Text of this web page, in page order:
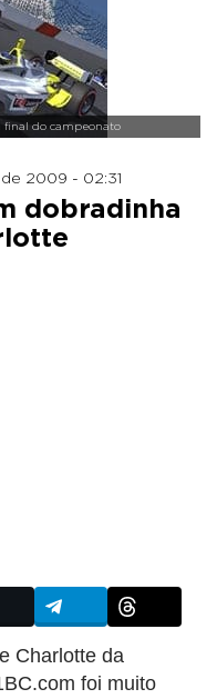
final do campeonato
2009 - 02:31
dobradinha
Charlotte da
foi muito